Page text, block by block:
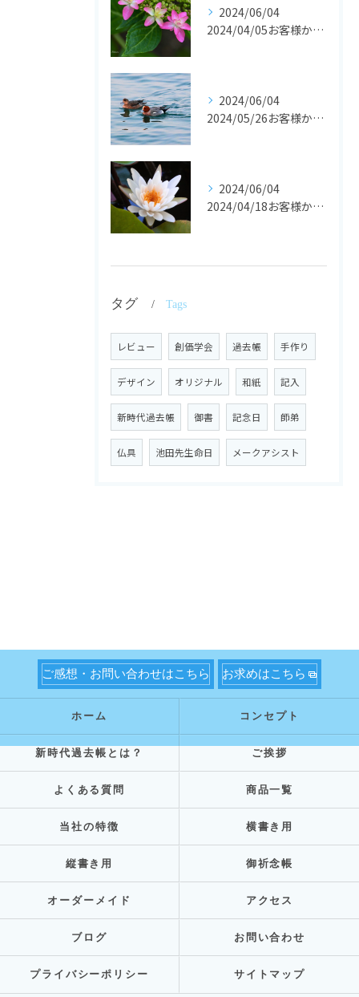
2024/06/04
2024/04/05お客様からの声です。
2024/06/04
2024/05/26お客様からの声です。
2024/06/04
2024/04/18お客様からの声
タグ Tags
レビュー 創価学会 過去帳 手作り
デザイン オリジナル 和紙 記入
新時代過去帳 御書 記念日 師弟
仏具 池田先生命日 メークアシスト
ご感想・お問い合わせはこちら お求めはこちら
ホーム コンセプト
新時代過去帳とは？ ご挨拶
よくある質問 商品一覧
当社の特徴 横書き用
縦書き用 御祈念帳
オーダーメイド アクセス
ブログ お問い合わせ
プライバシーポリシー サイトマップ